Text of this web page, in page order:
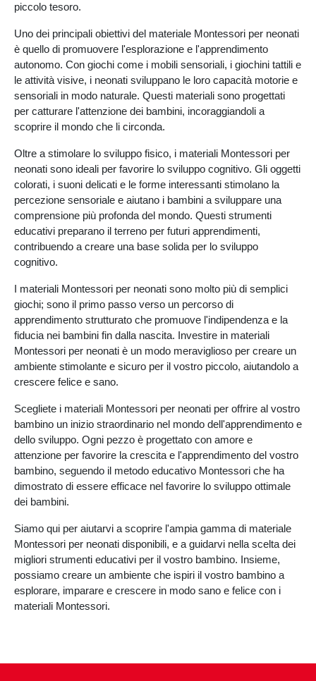
piccolo tesoro.
Uno dei principali obiettivi del materiale Montessori per neonati
è quello di promuovere l'esplorazione e l'apprendimento
autonomo. Con giochi come i mobili sensoriali, i giochini tattili e
le attività visive, i neonati sviluppano le loro capacità motorie e
sensoriali in modo naturale. Questi materiali sono progettati
per catturare l'attenzione dei bambini, incoraggiandoli a
scoprire il mondo che li circonda.
Oltre a stimolare lo sviluppo fisico, i materiali Montessori per
neonati sono ideali per favorire lo sviluppo cognitivo. Gli oggetti
colorati, i suoni delicati e le forme interessanti stimolano la
percezione sensoriale e aiutano i bambini a sviluppare una
comprensione più profonda del mondo. Questi strumenti
educativi preparano il terreno per futuri apprendimenti,
contribuendo a creare una base solida per lo sviluppo
cognitivo.
I materiali Montessori per neonati sono molto più di semplici
giochi; sono il primo passo verso un percorso di
apprendimento strutturato che promuove l'indipendenza e la
fiducia nei bambini fin dalla nascita. Investire in materiali
Montessori per neonati è un modo meraviglioso per creare un
ambiente stimolante e sicuro per il vostro piccolo, aiutandolo a
crescere felice e sano.
Scegliete i materiali Montessori per neonati per offrire al vostro
bambino un inizio straordinario nel mondo dell'apprendimento e
dello sviluppo. Ogni pezzo è progettato con amore e
attenzione per favorire la crescita e l'apprendimento del vostro
bambino, seguendo il metodo educativo Montessori che ha
dimostrato di essere efficace nel favorire lo sviluppo ottimale
dei bambini.
Siamo qui per aiutarvi a scoprire l'ampia gamma di materiale
Montessori per neonati disponibili, e a guidarvi nella scelta dei
migliori strumenti educativi per il vostro bambino. Insieme,
possiamo creare un ambiente che ispiri il vostro bambino a
esplorare, imparare e crescere in modo sano e felice con i
materiali Montessori.